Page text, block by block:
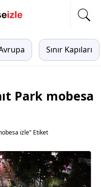
Sınır Kapıları
Park mobesa
izle" Etiket